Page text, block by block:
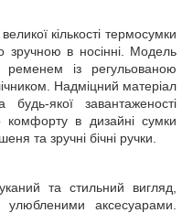
кількості термосумки
зручною в носінні. Модель
із регульованою
Надміцний матеріал
будь-якої завантаженості
комфорту в дизайні сумки
та зручні бічні ручки.
та стильний вигляд,
аксесуарами.